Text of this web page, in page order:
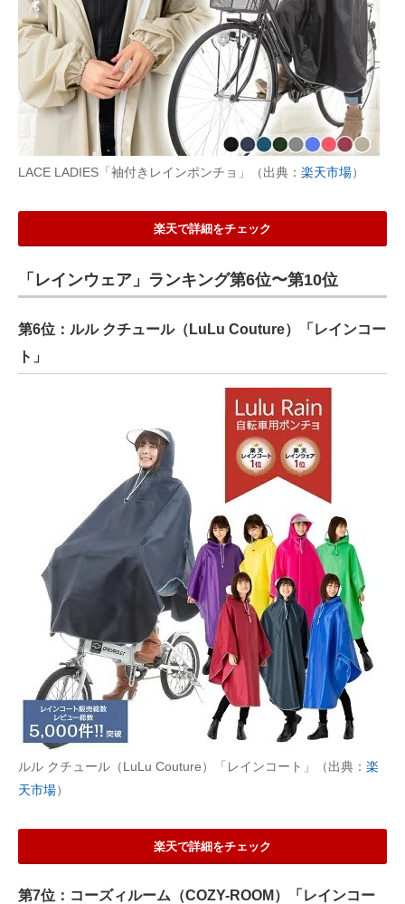
LACE LADIES「袖付きレインポンチョ」（出典： 楽天市場）
楽天で詳細をチェック
「レインウェア」ランキング第6位〜第10位
第6位：ルル クチュール（LuLu Couture）「レインコー
ト」
ルル クチュール（LuLu Couture）「レインコート」（出典： 楽
天市場）
楽天で詳細をチェック
第7位：コーズィルーム（COZY-ROOM）「レインコー